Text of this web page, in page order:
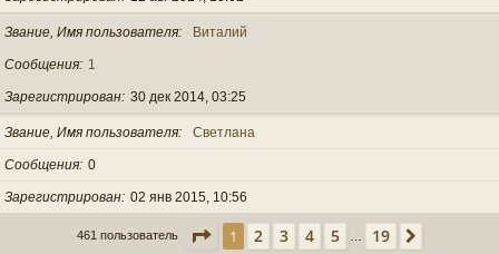
Звание, Имя пользователя Виталий
Сообщения 1
Зарегистрирован 30 дек 2014, 03:25
Звание, Имя пользователя Светлана
Сообщения 0
Зарегистрирован 02 янв 2015, 10:56
461 пользователь Страница из 19
1 2 3 4 5 19